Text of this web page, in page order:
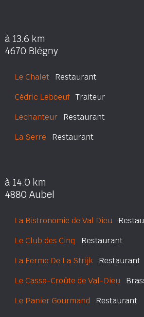
à 13.6 km
4670 Blégny
Le Chalet Restaurant
Cédric LeboeufTraiteur
Lechanteur Restaurant
La Serre Restaurant
à 14.0 km
4880 Aubel
La Bistronomie de Val Dieu
Le Club des Cinq Restaurant
La Ferme De La Strijk Restaurant
Le Casse-Croûte de Val-Dieu
Le Panier Gourmand Restaurant